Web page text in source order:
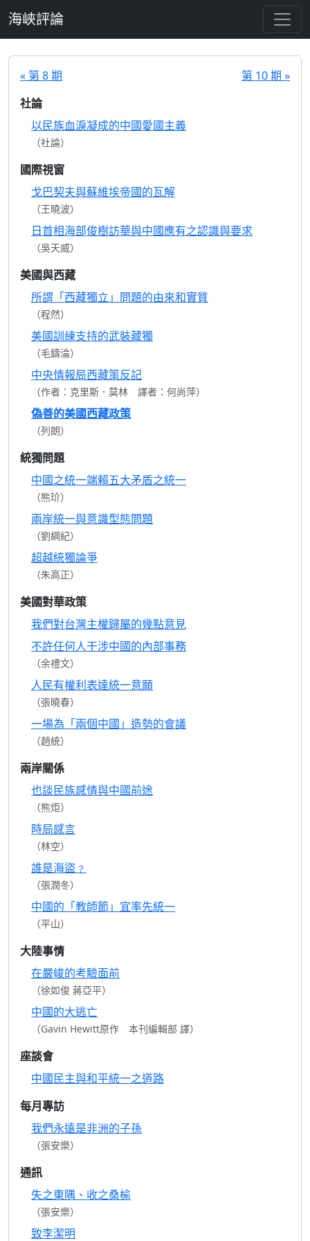
海峽評論
« 第 8 期
第 10 期 »
社論
以民族血淚凝成的中國愛國主義
（社論）
國際視窗
戈巴契夫與蘇維埃帝國的瓦解
（王曉波）
日首相海部俊樹訪華與中國應有之認識與要求
（吳天威）
美國與西藏
所謂「西藏獨立」問題的由來和實質
（程然）
美國訓練支持的武裝藏獨
（毛鑄淪）
中央情報局西藏策反記
（作者：克里斯．莫林 譯者：何尚萍）
偽善的美國西藏政策
（列朗）
統獨問題
中國之統一端賴五大矛盾之統一
（熊玠）
兩岸統一與意識型態問題
（劉綱紀）
超越統獨論爭
（朱高正）
美國對華政策
我們對台灣主權歸屬的幾點意見
不許任何人干涉中國的內部事務
（余禮文）
人民有權利表達統一意願
（張曉春）
一場為「兩個中國」造勢的會議
（趙統）
兩岸關係
也談民族感情與中國前途
（熊炬）
時局感言
（林空）
誰是海盜﹖
（張潤冬）
中國的「教師節」宜率先統一
（平山）
大陸事情
在嚴峻的考驗面前
（徐如俊 蔣亞平）
中國的大逃亡
（Gavin Hewitt原作 本刊編輯部 譯）
座談會
中國民主與和平統一之道路
每月專訪
我們永遠是非洲的子孫
（張安樂）
通訊
失之東隅、收之桑榆
（張安樂）
致李潔明